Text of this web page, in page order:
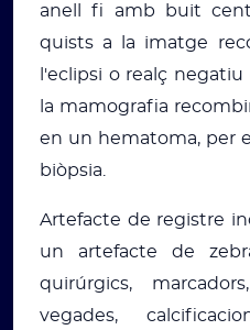
anell fi amb buit
quists a la imatge
l'eclipsi o realç
la mamografia
en un hematoma, per
biòpsia.
Artefacte de registre
un artefacte de
quirúrgics,
vegades,